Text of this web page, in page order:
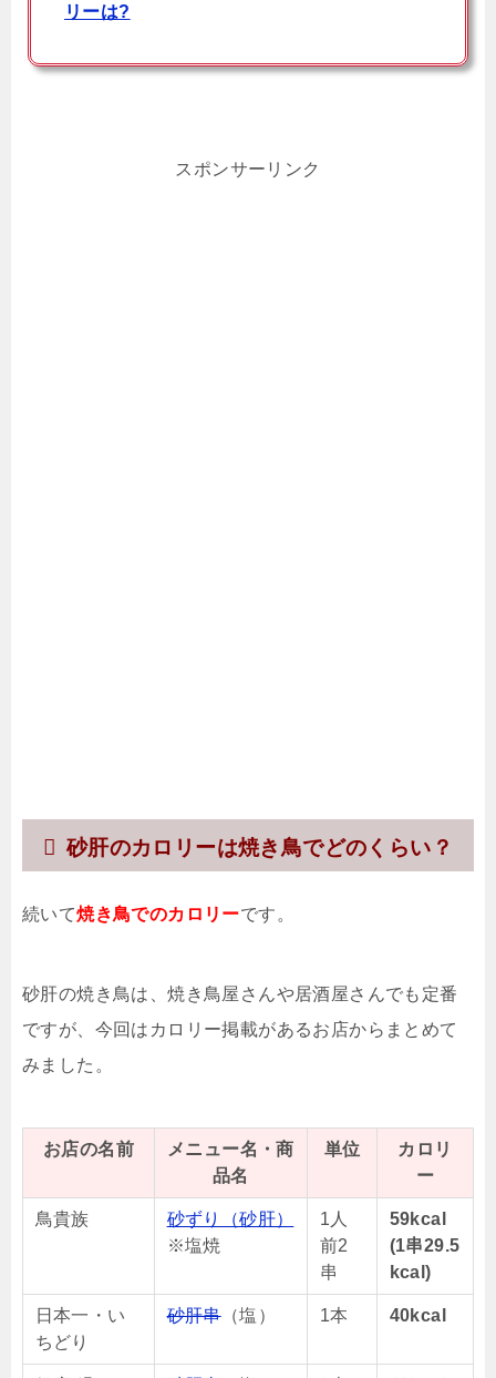
リーは?
スポンサーリンク
砂肝のカロリーは焼き鳥でどのくらい？
続いて焼き鳥でのカロリーです。
砂肝の焼き鳥は、焼き鳥屋さんや居酒屋さんでも定番
ですが、今回はカロリー掲載があるお店からまとめて
みました。
お店の名前
メニュー名・商
品名
単位
カロリ
ー
鳥貴族
砂ずり（砂肝）
※塩焼
1人
前2
串
59kcal
(1串29.5
kcal)
日本一・い
ちどり
砂肝串（塩） 1本 40kcal